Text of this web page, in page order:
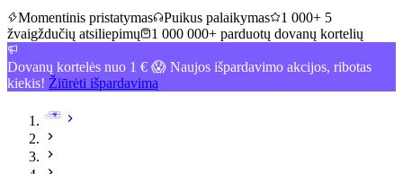
Momentinis pristatymas
Puikus palaikymas
1 000+ 5
žvaigždučių atsiliepimų
1 000 000+ parduotų dovanų kortelių
Dovanų kortelės nuo 1 € 😱 Naujos išpardavimo akcijos, ribotas
kiekis! Žiūrėti išpardavimą